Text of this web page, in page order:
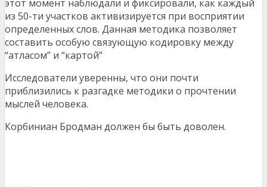
этот момент наблюдали и фиксировали, как каждый
из 50-ти участков активизируется при восприятии
определенных слов. Данная методика позволяет
составить особую связующую кодировку между
“атласом” и “картой”
Исследователи уверенны, что они почти
приблизились к разгадке методики о прочтении
мыслей человека.
Корбиниан Бродман должен бы быть доволен.